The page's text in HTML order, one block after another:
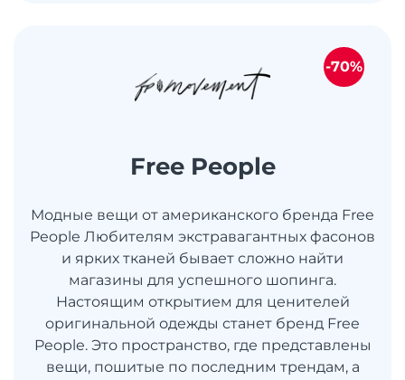
Free People
Модные вещи от американского бренда Free
People Любителям экстравагантных фасонов
и ярких тканей бывает сложно найти
магазины для успешного шопинга.
Настоящим открытием для ценителей
оригинальной одежды станет бренд Free
People. Это пространство, где представлены
вещи, пошитые по последним трендам, а
-70%